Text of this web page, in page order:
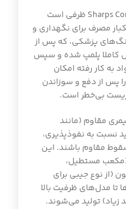
سیفتی باکس با نام علمی Sharps Container ظرفی است
مصرف برای نگهداری و
پزشکی، که پس از
کاملا پلمپ شده و سپس
به کار رفته امکان
پس از دفع و سوزاندن
زیست بی‌خطر است.
مقاوم (مانند
نسبت به نفوذپذیری،
مقاوم باشند. این
مستطیل،
(از نوع جیبی برای
تا مدل‌های ظرفیت بالا
زیاد) تولید می‌شوند.